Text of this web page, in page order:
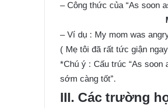
– Công thức của “As soon
– Ví dụ : My mom was
( Mẹ tôi đã rất tức giận
*Chú ý : Cấu trúc “As soon
sớm càng tốt”.
III. Các trường